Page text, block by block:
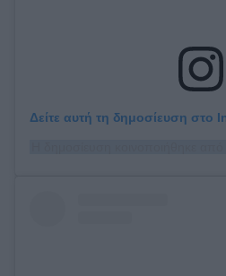
Δείτε αυτή τη δημοσίευση στο